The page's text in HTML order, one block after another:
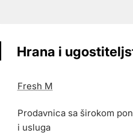
Hrana i
Fresh M
Prodavnica sa širokom
i usluga